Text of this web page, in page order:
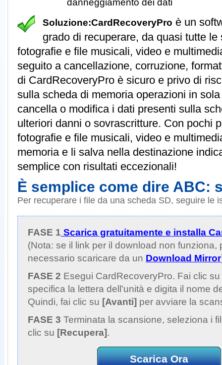
danneggiamento dei dati
Soluzione:CardRecoveryPro è un
grado di recuperare, da quasi tutte le
fotografie e file musicali, video e
seguito a cancellazione, corruzione,
di CardRecoveryPro è sicuro e privo di
sulla scheda di memoria operazioni in
cancella o modifica i dati presenti sulla
ulteriori danni o sovrascritture. Con pochi
fotografie e file musicali, video e
memoria e li salva nella destinazione
semplice con risultati eccezionali!
È semplice come dire ABC:
Per recuperare i file da una scheda SD, seguire le
FASE 1 Scarica gratuitamente e installa
(Nota: se il link per il download non funziona,
necessario scaricare da un Download Mirror
FASE 2 Esegui CardRecoveryPro. Fai clic su
specifica la lettera dell'unità e digita il nome
Quindi, fai clic su [Avanti] per avviare la
FASE 3 Terminata la scansione, seleziona i
clic su [Recupera].
Scarica Ora